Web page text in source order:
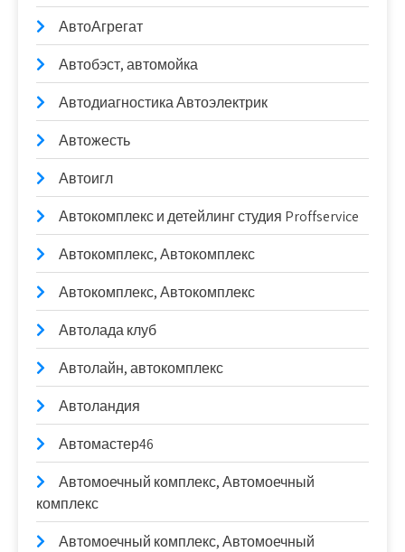
АвтоАгрегат
Автобэст, автомойка
Автодиагностика Автоэлектрик
Автожесть
Автоигл
Автокомплекс и детейлинг студия Proffservice
Автокомплекс, Автокомплекс
Автокомплекс, Автокомплекс
Автолада клуб
Автолайн, автокомплекс
Автоландия
Автомастер46
Автомоечный комплекс, Автомоечный
комплекс
Автомоечный комплекс, Автомоечный